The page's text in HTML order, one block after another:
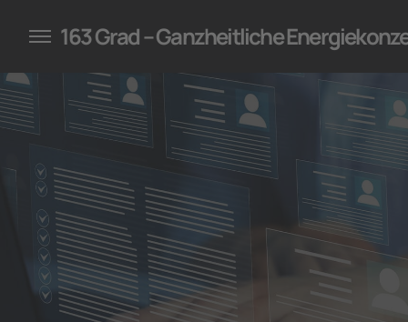
für Unternehmen
163 Grad – Ganzheitliche